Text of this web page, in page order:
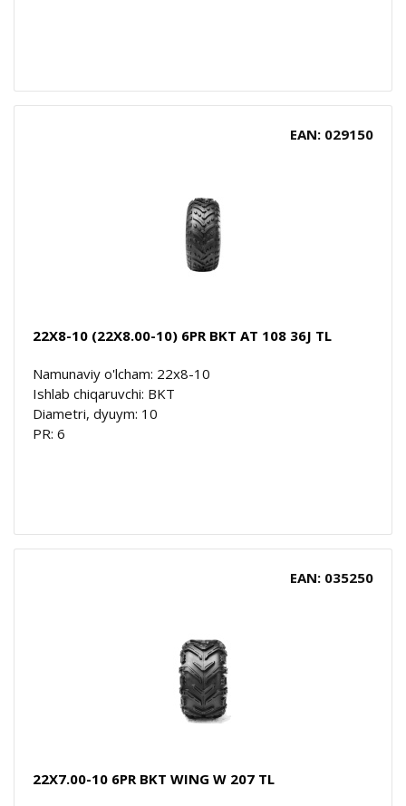
EAN: 029150
22X8-10 (22X8.00-10) 6PR BKT AT 108 36J TL
Namunaviy o'lcham: 22x8-10
Ishlab chiqaruvchi: BKT
Diametri, dyuym: 10
PR: 6
EAN: 035250
22X7.00-10 6PR BKT WING W 207 TL